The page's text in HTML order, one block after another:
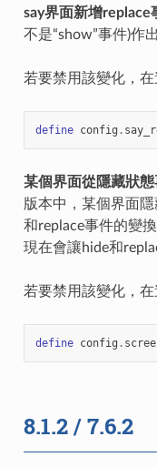
say界面新增replace
不是“show”事件)作
若要禁用該變化，在
define config .
某個界面從隱藏狀
版本中，某個界面
和replace事件的變
現在會讓hide和
若要禁用該變化，在
define config .
8.1.2 / 7.6.2